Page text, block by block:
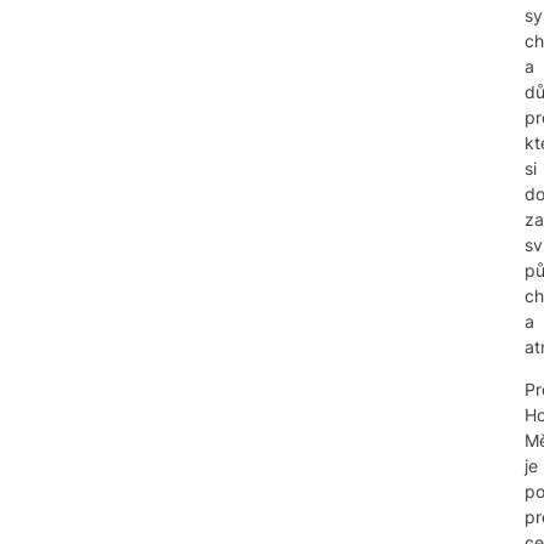
a
si
a
je